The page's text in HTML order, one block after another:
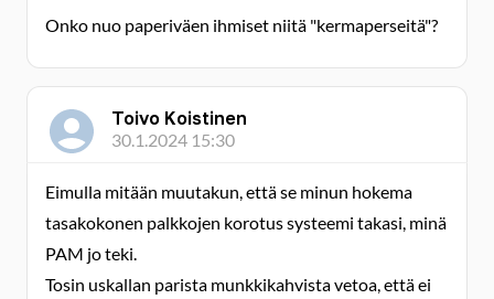
Onko nuo paperiväen ihmiset niitä "kermaperseitä"?
Toivo Koistinen
30.1.2024 15:30
Eimulla mitään muutakun, että se minun hokema
tasakokonen palkkojen korotus systeemi takasi, minä
PAM jo teki.
Tosin uskallan parista munkkikahvista vetoa, että ei